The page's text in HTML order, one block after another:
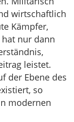
wirtschaftlich
Kämpfer,
nur dann
leistet.
der Ebene des
so
modernen